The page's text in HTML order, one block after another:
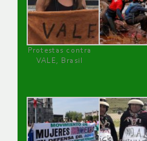
Protestas contra
VALE, Brasil